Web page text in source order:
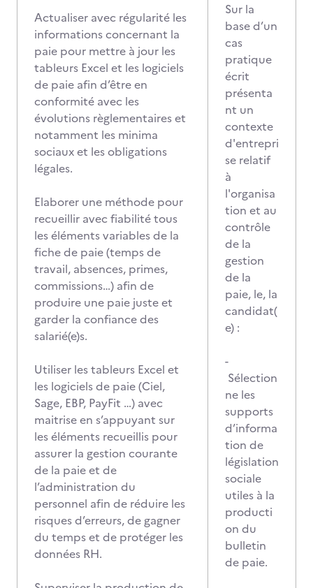
Actualiser avec régularité les
informations concernant la
paie pour mettre à jour les
tableurs Excel et les logiciels
de paie afin d’être en
conformité avec les
évolutions règlementaires et
notamment les minima
sociaux et les obligations
légales.
Elaborer une méthode pour
recueillir avec fiabilité tous
les éléments variables de la
fiche de paie (temps de
travail, absences, primes,
commissions…) afin de
produire une paie juste et
garder la confiance des
salarié(e)s.
Utiliser les tableurs Excel et
les logiciels de paie (Ciel,
Sage, EBP, PayFit …) avec
maitrise en s’appuyant sur
les éléments recueillis pour
assurer la gestion courante
de la paie et de
l’administration du
personnel afin de réduire les
risques d’erreurs, de gagner
du temps et de protéger les
données RH.
Sur la
base d’un
cas
pratique
écrit
présenta
nt un
contexte
d'entrepri
se relatif
à
l'organisa
tion et au
contrôle
de la
gestion
de la
paie, le, la
candidat(
e) :
-
Sélection
ne les
supports
d’informa
tion de
législation
sociale
utiles à la
producti
on du
bulletin
de paie.